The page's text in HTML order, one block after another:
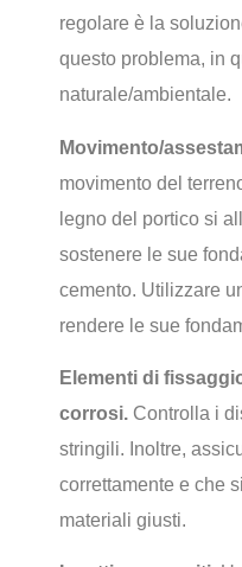
regolare è la
questo problema, in
naturale/ambientale.
Movimento/
movimento del
legno del portico si
sostenere le sue
cemento. Utilizzare
rendere le sue
Elementi di
corrosi. Controlla i
stringili. Inoltre,
correttamente e che
materiali giusti.